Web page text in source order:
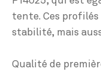
tente. Ces
stabilité, mais
Qualité de